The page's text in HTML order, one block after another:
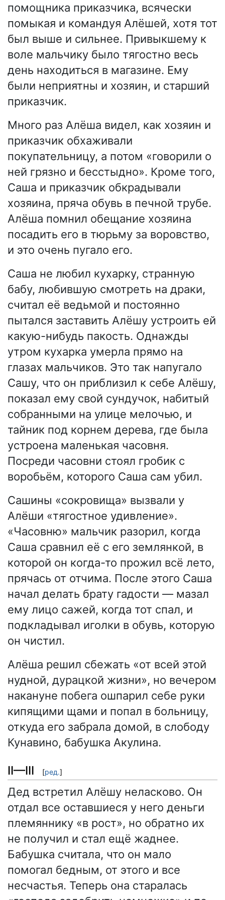
помощника приказчика, всячески
помыкая и командуя Алёшей, хотя тот
был выше и сильнее. Привыкшему к
воле мальчику было тягостно весь
день находиться в магазине. Ему
были неприятны и хозяин, и старший
приказчик.
Много раз Алёша видел, как хозяин и
приказчик обхаживали
покупательницу, а потом «говорили о
ней грязно и бесстыдно». Кроме того,
Саша и приказчик обкрадывали
хозяина, пряча обувь в печной трубе.
Алёша помнил обещание хозяина
посадить его в тюрьму за воровство,
и это очень пугало его.
Саша не любил кухарку, странную
бабу, любившую смотреть на драки,
считал её ведьмой и постоянно
пытался заставить Алёшу устроить ей
какую-нибудь пакость. Однажды
утром кухарка умерла прямо на
глазах мальчиков. Это так напугало
Сашу, что он приблизил к себе Алёшу,
показал ему свой сундучок, набитый
собранными на улице мелочью, и
тайник под корнем дерева, где была
устроена маленькая часовня.
Посреди часовни стоял гробик с
воробьём, которого Саша сам убил.
Сашины «сокровища» вызвали у
Алёши «тягостное удивление».
«Часовню» мальчик разорил, когда
Саша сравнил её с его землянкой, в
которой он когда-то прожил всё лето,
прячась от отчима. После этого Саша
начал делать брату гадости — мазал
ему лицо сажей, когда тот спал, и
подкладывал иголки в обувь, которую
он чистил.
Алёша решил сбежать «от всей этой
нудной, дурацкой жизни», но вечером
накануне побега ошпарил себе руки
кипящими щами и попал в больницу,
откуда его забрала домой, в слободу
Кунавино, бабушка Акулина.
II—III [ред.]
Дед встретил Алёшу неласково. Он
отдал все оставшиеся у него деньги
племяннику «в рост», но обратно их
не получил и стал ещё жаднее.
Бабушка считала, что он мало
помогал бедным, от этого и все
несчастья. Теперь она старалась